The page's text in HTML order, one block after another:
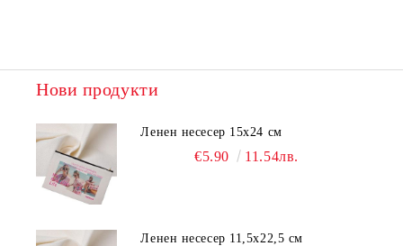
Нови продукти
Ленен несесер 15х24 см
€5.90 11.54лв.
Ленен несесер 11,5х22,5 см